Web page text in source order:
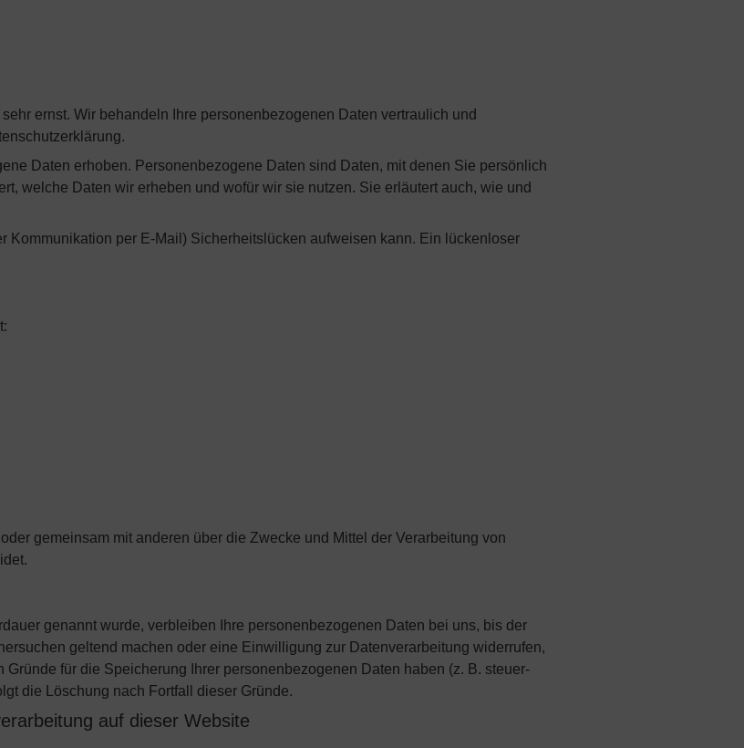
ernst. Wir behandeln Ihre personenbezogenen Daten vertraulich und
Daten erhoben. Personenbezogene Daten sind Daten, mit denen Sie persönlich
welche Daten wir erheben und wofür wir sie nutzen. Sie erläutert auch, wie und
Kommunikation per E-Mail) Sicherheitslücken aufweisen kann. Ein lückenloser
gemeinsam mit anderen über die Zwecke und Mittel der Verarbeitung von
genannt wurde, verbleiben Ihre personenbezogenen Daten bei uns, bis der
geltend machen oder eine Einwilligung zur Datenverarbeitung widerrufen,
für die Speicherung Ihrer personenbezogenen Daten haben (z. B. steuer-
die Löschung nach Fortfall dieser Gründe.
auf dieser Website